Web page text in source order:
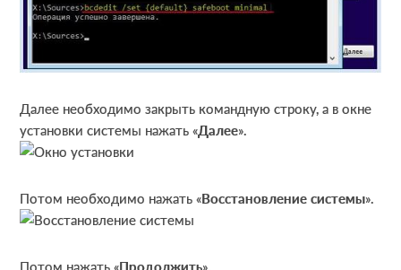
Далее необходимо закрыть командную строку, а в окне
установки системы нажать «Далее».
Потом необходимо нажать «Восстановление системы».
Потом нажать «Продолжить».